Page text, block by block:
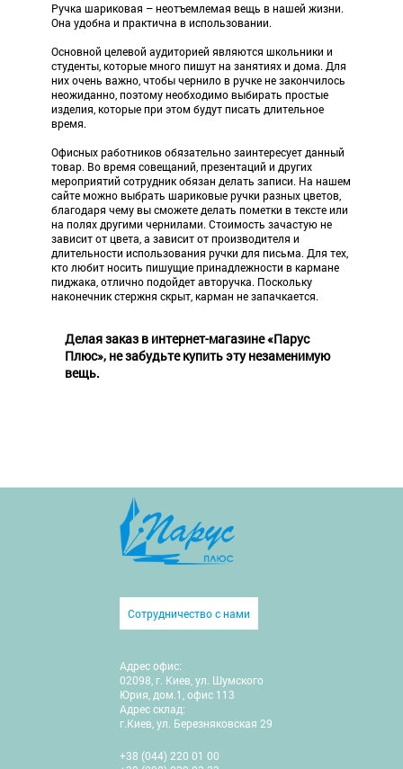
Ручка шариковая – неотъемлемая вещь в нашей жизни.
Она удобна и практична в использовании.
Основной целевой аудиторией являются школьники и
студенты, которые много пишут на занятиях и дома. Для
них очень важно, чтобы чернило в ручке не закончилось
неожиданно, поэтому необходимо выбирать простые
изделия, которые при этом будут писать длительное
время.
Офисных работников обязательно заинтересует данный
товар. Во время совещаний, презентаций и других
мероприятий сотрудник обязан делать записи. На нашем
сайте можно выбрать шариковые ручки разных цветов,
благодаря чему вы сможете делать пометки в тексте или
на полях другими чернилами. Стоимость зачастую не
зависит от цвета, а зависит от производителя и
длительности использования ручки для письма. Для тех,
кто любит носить пишущие принадлежности в кармане
пиджака, отлично подойдет авторучка. Поскольку
наконечник стержня скрыт, карман не запачкается.
Делая заказ в интернет-магазине «Парус
Плюс», не забудьте купить эту незаменимую
вещь.
Сотрудничество с нами
Адрес офис:
02098, г. Киев, ул. Шумского
Юрия, дом.1, офис 113
Адрес склад:
г.Киев, ул. Березняковская 29
+38 (044) 220 01 00